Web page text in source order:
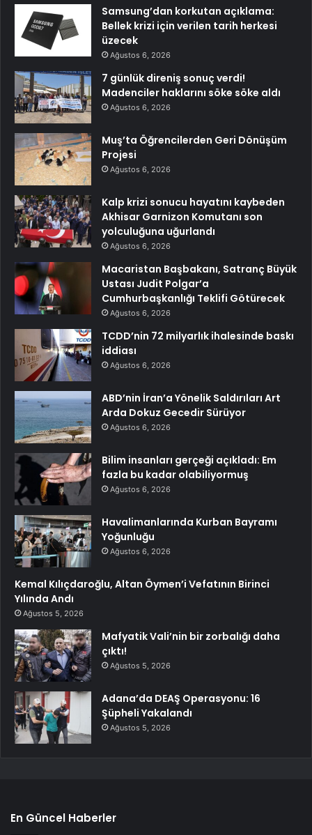
Samsung’dan korkutan açıklama:
Bellek krizi için verilen tarih herkesi
üzecek
Ağustos 6, 2026
7 günlük direniş sonuç verdi!
Madenciler haklarını söke söke aldı
Ağustos 6, 2026
Muş’ta Öğrencilerden Geri Dönüşüm
Projesi
Ağustos 6, 2026
Kalp krizi sonucu hayatını kaybeden
Akhisar Garnizon Komutanı son
yolculuğuna uğurlandı
Ağustos 6, 2026
Macaristan Başbakanı, Satranç Büyük
Ustası Judit Polgar’a
Cumhurbaşkanlığı Teklifi Götürecek
Ağustos 6, 2026
TCDD’nin 72 milyarlık ihalesinde baskı
iddiası
Ağustos 6, 2026
ABD’nin İran’a Yönelik Saldırıları Art
Arda Dokuz Gecedir Sürüyor
Ağustos 6, 2026
Bilim insanları gerçeği açıkladı: Em
fazla bu kadar olabiliyormuş
Ağustos 6, 2026
Havalimanlarında Kurban Bayramı
Yoğunluğu
Ağustos 6, 2026
Kemal Kılıçdaroğlu, Altan Öymen’i Vefatının Birinci
Yılında Andı
Ağustos 5, 2026
Mafyatik Vali’nin bir zorbalığı daha
çıktı!
Ağustos 5, 2026
Adana’da DEAŞ Operasyonu: 16
Şüpheli Yakalandı
Ağustos 5, 2026
En Güncel Haberler